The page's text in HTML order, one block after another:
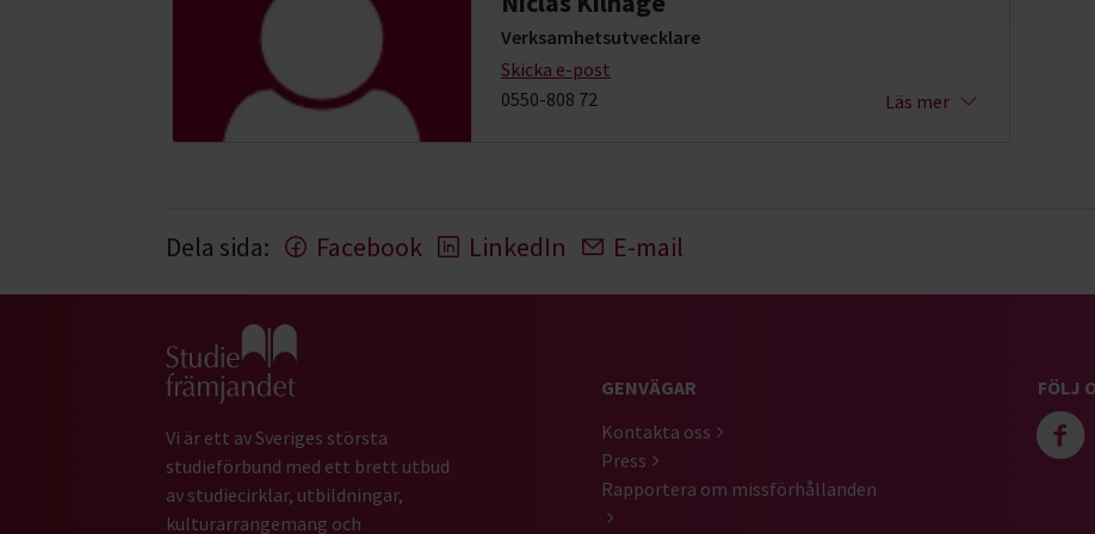
Verksamhetsutvecklare
Skicka e-post
0550-808 72
Läs mer
Dela sida: Facebook LinkedIn E-mail
Gå till studiefrämjandets startsida
Vi är ett av Sveriges största
studieförbund med ett brett utbud
av studiecirklar, utbildningar,
kulturarrangemang och
GENVÄGAR
Kontakta oss
Press
Rapportera om missförhållanden
FÖLJ